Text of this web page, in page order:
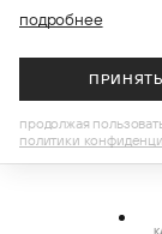
подробнее
продолжая
политики